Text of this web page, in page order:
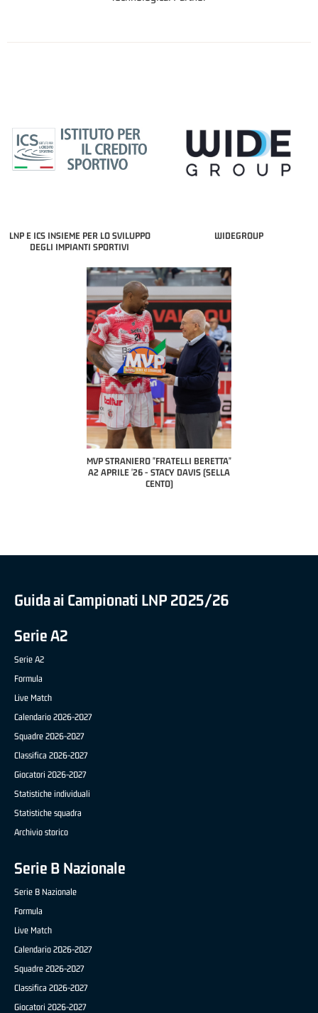
LNP E ICS INSIEME PER LO SVILUPPO
DEGLI IMPIANTI SPORTIVI
WIDEGROUP
MVP "FRATELLI BERETTA" SAMUEL
DILAS B NAZIONALE APRILE '26 -
MARCO RESTELLI (TAV TREVIGLIO
Guida ai Campionati LNP 2025/26
Serie A2
Serie A2
Formula
Live Match
Calendario 2026-2027
Squadre 2026-2027
Classifica 2026-2027
Giocatori 2026-2027
Statistiche individuali
Statistiche squadra
Archivio storico
Serie B Nazionale
Serie B Nazionale
Formula
Live Match
Calendario 2026-2027
Squadre 2026-2027
Classifica 2026-2027
Giocatori 2026-2027